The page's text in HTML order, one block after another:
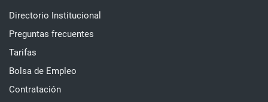
Directorio Institucional
Preguntas frecuentes
Tarifas
Bolsa de Empleo
Contratación